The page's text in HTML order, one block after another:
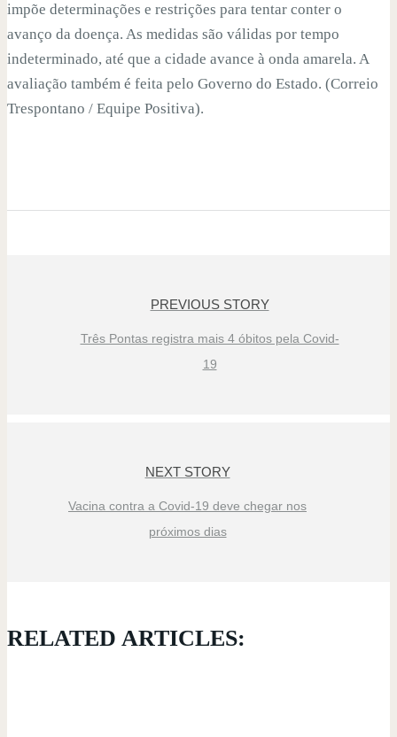
impõe determinações e restrições para tentar conter o
avanço da doença. As medidas são válidas por tempo
indeterminado, até que a cidade avance à onda amarela. A
avaliação também é feita pelo Governo do Estado. (Correio
Trespontano / Equipe Positiva).
PREVIOUS STORY
Três Pontas registra mais 4 óbitos pela Covid-
19
NEXT STORY
Vacina contra a Covid-19 deve chegar nos
próximos dias
RELATED ARTICLES: